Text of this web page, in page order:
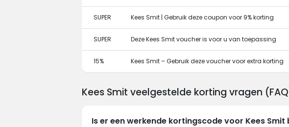
SUPER Kees Smit | Gebruik deze coupon voor 9% korting
SUPER Deze Kees Smit voucher is voor u van toepassing
15% Kees Smit – Gebruik deze voucher voor extra korting
Kees Smit veelgestelde korting vragen
Is er een werkende kortingscode voor Kees Smit